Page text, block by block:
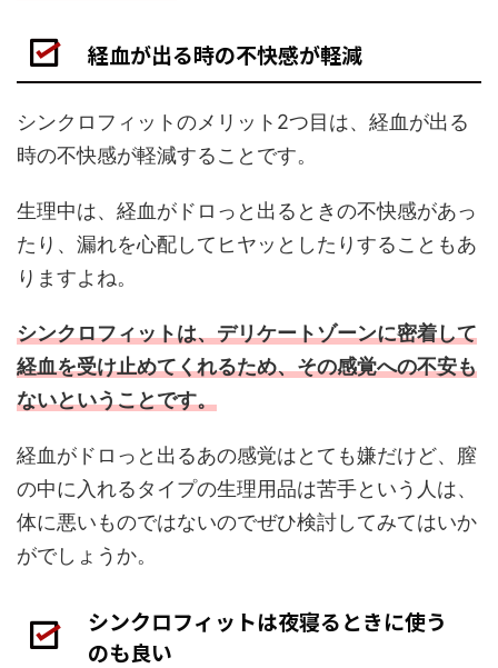
経血が出る時の不快感が軽減
シンクロフィットのメリット2つ目は、経血が出る
時の不快感が軽減することです。
生理中は、経血がドロっと出るときの不快感があっ
たり、漏れを心配してヒヤッとしたりすることもあ
りますよね。
シンクロフィットは、デリケートゾーンに密着して
経血を受け止めてくれるため、その感覚への不安も
ないということです。
経血がドロっと出るあの感覚はとても嫌だけど、膣
の中に入れるタイプの生理用品は苦手という人は、
体に悪いものではないのでぜひ検討してみてはいか
がでしょうか。
シンクロフィットは夜寝るときに使う
のも良い